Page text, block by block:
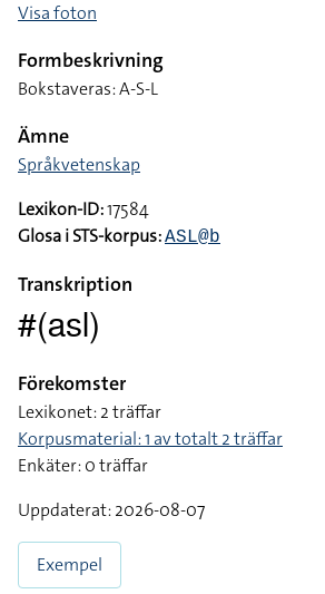
Visa foton
Formbeskrivning
Bokstaveras: A-S-L
Ämne
Språkvetenskap
Lexikon-ID:17584
Glosa i STS-korpus:ASL@b
Transkription
#(asl)
Förekomster
Lexikonet: 2 träffar
Korpusmaterial: 1 av totalt 2 träffar
Enkäter: 0 träffar
Uppdaterat: 2026-08-07
Exempel